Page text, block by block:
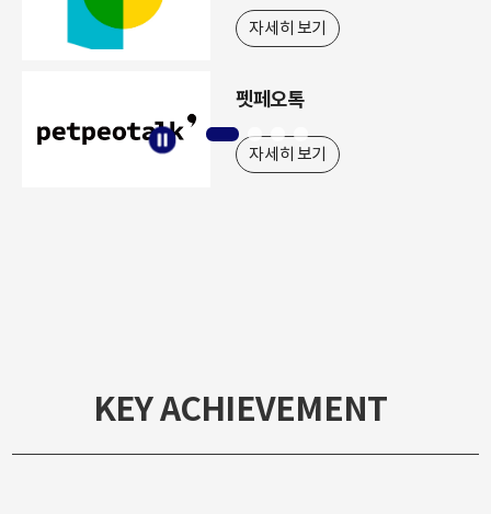
주식회사
스튜디오프리윌루전
KEY ACHIEVEMENT